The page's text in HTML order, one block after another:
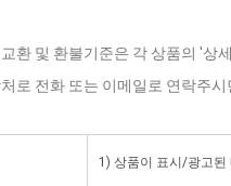
환 및 환불기준은 각 상품의 '상
로 전화 또는 이메일로 연락주
1) 상품이 표시/광고된